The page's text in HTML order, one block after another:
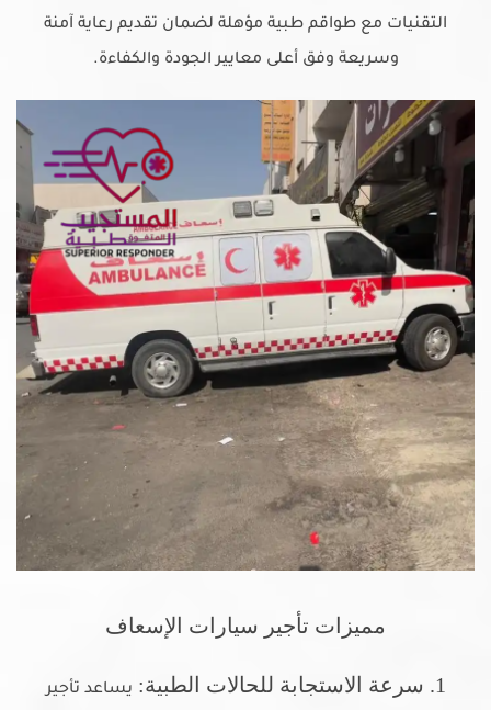
التقنيات مع طواقم طبية مؤهلة لضمان تقديم رعاية آمنة
وسريعة وفق أعلى معايير الجودة والكفاءة.
مميزات تأجير سيارات الإسعاف
1. سرعة الاستجابة للحالات الطبية:
يساعد تأجير